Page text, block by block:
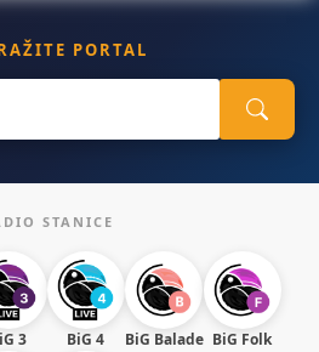
PORTAL
STANICE
3 BiG 4 BiG Balade BiG Folk